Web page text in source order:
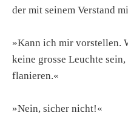
der mit seinem Verstand
»Kann ich mir vorstellen.
keine grosse Leuchte
flanieren.«
»Nein, sicher nicht!«